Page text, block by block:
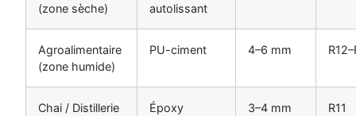
(zone sèche)
autolissant
Agroalimentaire
(zone humide)
PU-ciment 4–6 mm
Chai / Distillerie
Époxy
3–4 mm R11